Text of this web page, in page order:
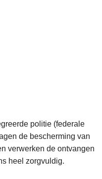
politie (federale
de bescherming van
verwerken de ontvangen
heel zorgvuldig.